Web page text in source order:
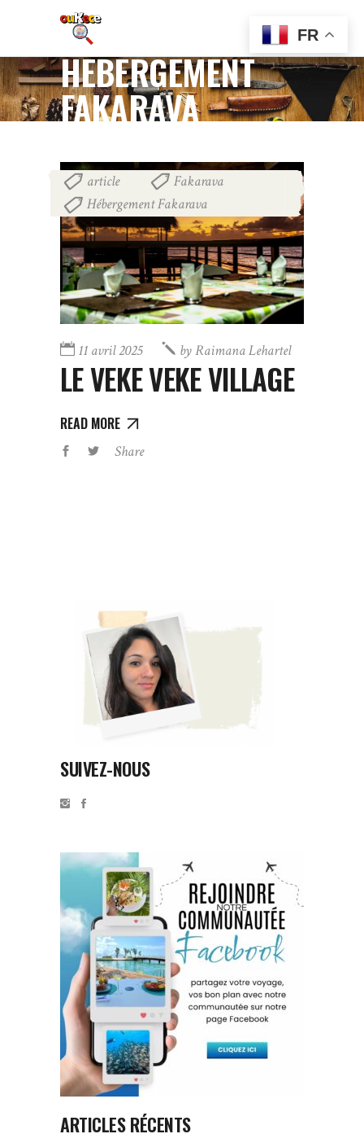
HÉBERGEMENT
FAKARAVA
article Fakarava
Hébergement Fakarava
11 avril 2025 byRaimana Lehartel
LE VEKE VEKE VILLAGE
READ MORE
Share
SUIVEZ-NOUS
ARTICLES RÉCENTS
FR